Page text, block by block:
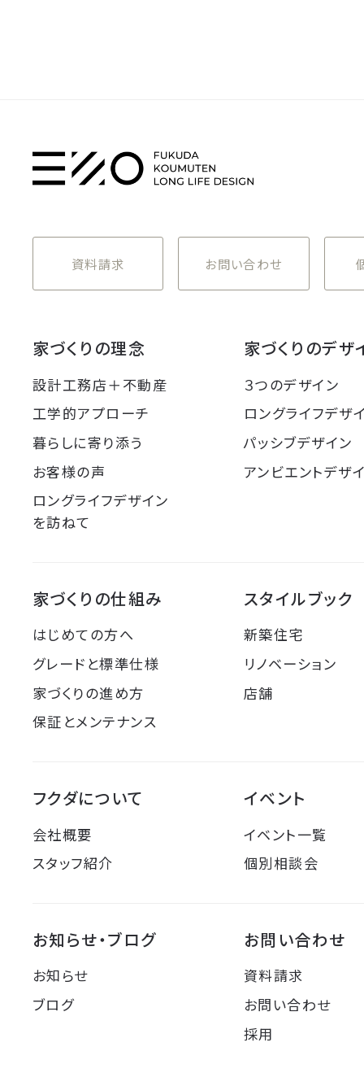
資料請求 お問い合わせ
家づくりの理念
設計工務店＋不動産
工学的アプローチ
暮らしに寄り添う
お客様の声
ロングライフデザイン
を訪ねて
家づくりのデザ
３つのデザイン
ロングライフデザ
パッシブデザイン
アンビエントデザ
家づくりの仕組み
はじめての方へ
グレードと標準仕様
家づくりの進め方
保証とメンテナンス
スタイルブック
新築住宅
リノベーション
店舗
フクダについて
会社概要
スタッフ紹介
イベント
イベント一覧
個別相談会
お知らせ・ブログ
お知らせ
ブログ
お問い合わせ
資料請求
お問い合わせ
採用